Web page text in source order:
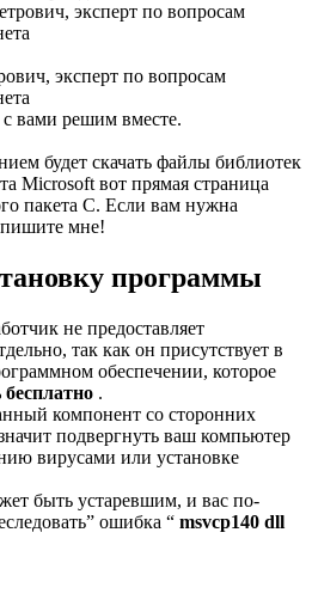
эксперт по вопросам
вами решим вместе.
будет скачать файлы библиотек
Microsoft вот прямая страница
пакета C. Если вам нужна
пишите мне!
программы
не предоставляет
так как он присутствует в
обеспечении, которое
бесплатно .
компонент со сторонних
подвергнуть ваш компьютер
вирусами или установке
быть устаревшим, и вас по-
ошибка “ msvcp140 dll